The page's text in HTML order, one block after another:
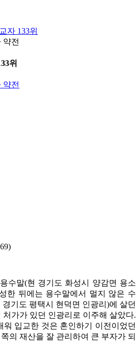
자 133위
약전
위
약전
수말(현 경기도 화성시 양감면 용소
한 뒤에는 용수말에서 멀지 않은 수
기도 평택시 현덕면 인광리)에 살던
가가 있던 인광리로 이주해 살았다.
워 입교한 것은 혼인하기 이전이었던
의 재산을 잘 관리하여 큰 부자가 되